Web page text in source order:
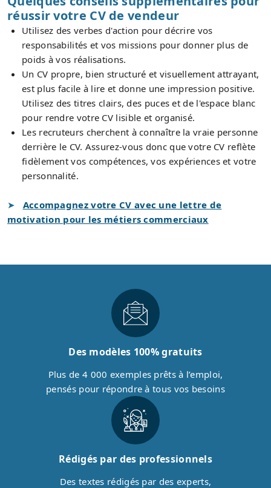
réussir votre CV de vendeur
Utilisez des verbes d'action pour décrire vos
responsabilités et vos missions pour donner plus de
poids à vos réalisations.
Un CV propre, bien structuré et visuellement attrayant,
est plus facile à lire et donne une impression positive.
Utilisez des titres clairs, des puces et de l'espace blanc
pour rendre votre CV lisible et organisé.
Les recruteurs cherchent à connaître la vraie personne
derrière le CV. Assurez-vous donc que votre CV reflète
fidèlement vos compétences, vos expériences et votre
personnalité.
Accompagnez votre CV avec une lettre de
motivation pour les métiers commerciaux
Des modèles 100% gratuits
Plus de 4 000 exemples prêts à l’emploi,
pensés pour répondre à tous vos besoins
Rédigés par des professionnels
Des textes rédigés par des experts,